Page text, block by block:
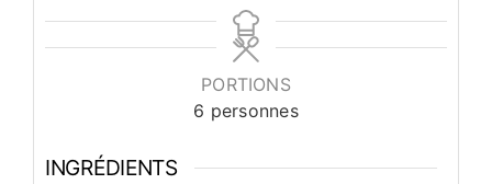
PORTIONS
6 personnes
INGRÉDIENTS